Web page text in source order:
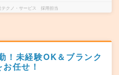
テクノ・サービス 採用担当
！未経験OK＆ブランク
任せ！